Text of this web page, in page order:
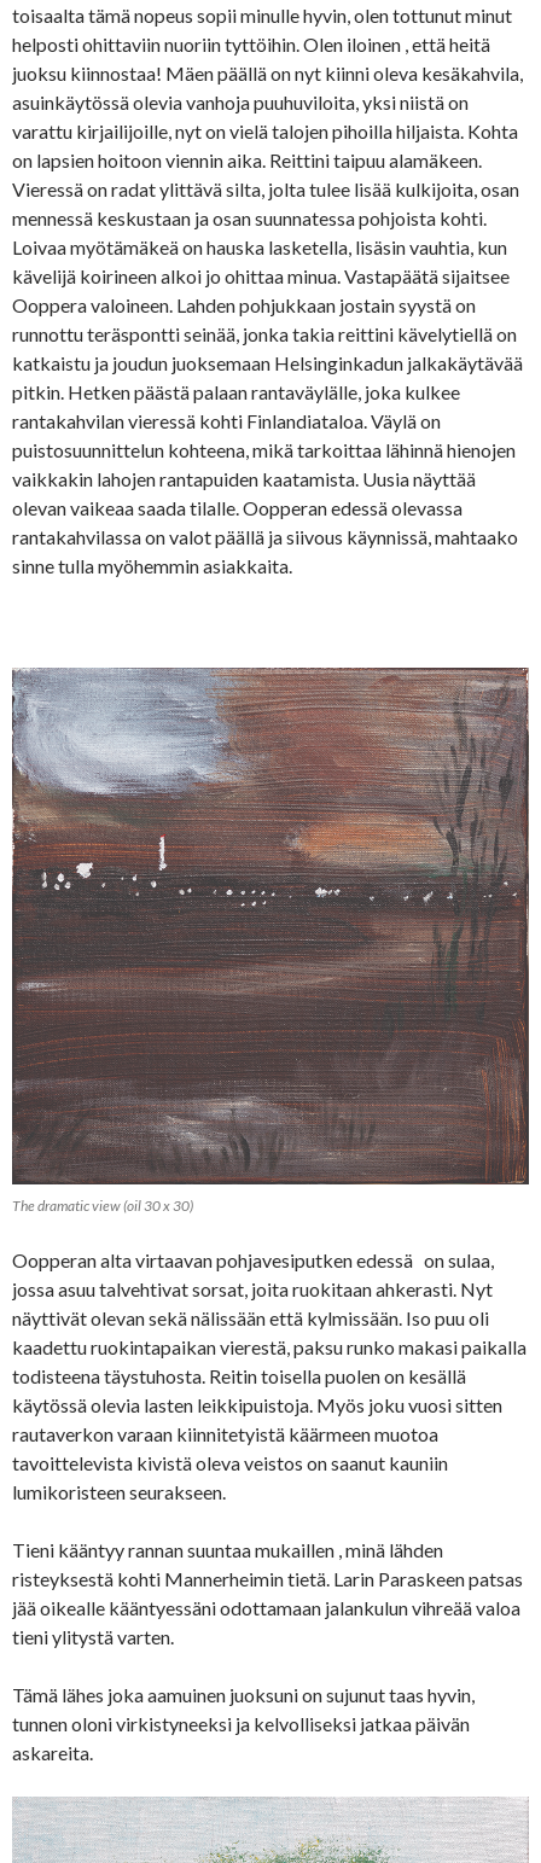
toisaalta tämä nopeus sopii minulle hyvin, olen tottunut minut
helposti ohittaviin nuoriin tyttöihin. Olen iloinen , että heitä
juoksu kiinnostaa! Mäen päällä on nyt kiinni oleva kesäkahvila,
asuinkäytössä olevia vanhoja puuhuviloita, yksi niistä on
varattu kirjailijoille, nyt on vielä talojen pihoilla hiljaista. Kohta
on lapsien hoitoon viennin aika. Reittini taipuu alamäkeen.
Vieressä on radat ylittävä silta, jolta tulee lisää kulkijoita, osan
mennessä keskustaan ja osan suunnatessa pohjoista kohti.
Loivaa myötämäkeä on hauska lasketella, lisäsin vauhtia, kun
kävelijä koirineen alkoi jo ohittaa minua. Vastapäätä sijaitsee
Ooppera valoineen. Lahden pohjukkaan jostain syystä on
runnottu teräspontti seinää, jonka takia reittini kävelytiellä on
katkaistu ja joudun juoksemaan Helsinginkadun jalkakäytävää
pitkin. Hetken päästä palaan rantaväylälle, joka kulkee
rantakahvilan vieressä kohti Finlandiataloa. Väylä on
puistosuunnittelun kohteena, mikä tarkoittaa lähinnä hienojen
vaikkakin lahojen rantapuiden kaatamista. Uusia näyttää
olevan vaikeaa saada tilalle. Oopperan edessä olevassa
rantakahvilassa on valot päällä ja siivous käynnissä, mahtaako
sinne tulla myöhemmin asiakkaita.
The dramatic view (oil 30 x 30)
Oopperan alta virtaavan pohjavesiputken edessä on sulaa,
jossa asuu talvehtivat sorsat, joita ruokitaan ahkerasti. Nyt
näyttivät olevan sekä nälissään että kylmissään. Iso puu oli
kaadettu ruokintapaikan vierestä, paksu runko makasi paikalla
todisteena täystuhosta. Reitin toisella puolen on kesällä
käytössä olevia lasten leikkipuistoja. Myös joku vuosi sitten
rautaverkon varaan kiinnitetyistä käärmeen muotoa
tavoittelevista kivistä oleva veistos on saanut kauniin
lumikoristeen seurakseen.
Tieni kääntyy rannan suuntaa mukaillen , minä lähden
risteyksestä kohti Mannerheimin tietä. Larin Paraskeen patsas
jää oikealle kääntyessäni odottamaan jalankulun vihreää valoa
tieni ylitystä varten.
Tämä lähes joka aamuinen juoksuni on sujunut taas hyvin,
tunnen oloni virkistyneeksi ja kelvolliseksi jatkaa päivän
askareita.